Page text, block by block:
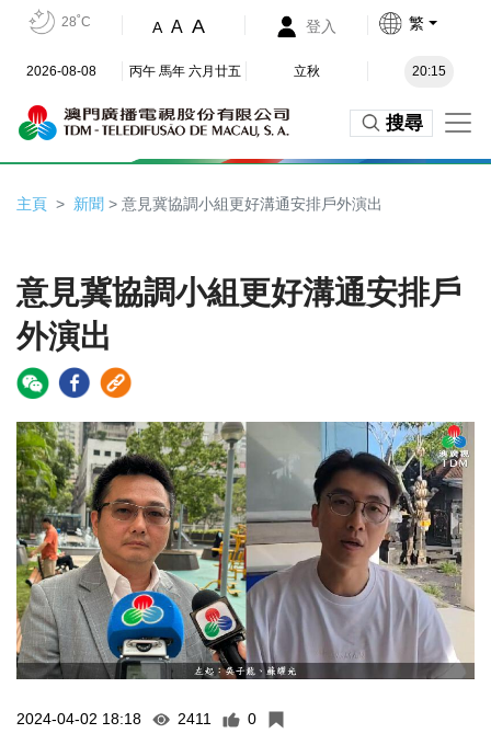
28˚C A A A 登入 繁
2026-08-08 丙午 馬年 六月廿五 立秋 20:15
搜尋
主頁 新聞 > 意見冀協調小組更好溝通安排戶外演出
意見冀協調小組更好溝通安排戶
外演出
2024-04-02 18:18 2411 0